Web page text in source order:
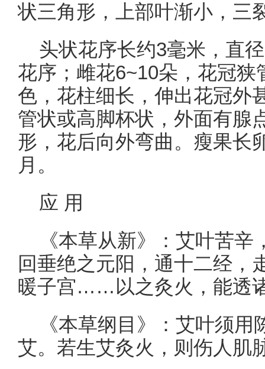
状三角形，上部叶渐小，三
头状花序长约3毫米，直
花序；雌花6~10朵，花冠
色，花柱细长，伸出花冠外
管状或高脚杯状，外面有腺
形，花后向外弯曲。瘦果长
月。
应 用
《本草从新》：艾叶苦
回垂绝之元阳，通十二经，
暖子宫……以之灸火，能透
《本草纲目》：艾叶须
艾。若生艾灸火，则伤人肌